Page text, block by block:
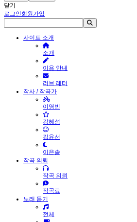
닫기
로그인회원가입
사이트 소개
소개
이용 안내
러브 레터
작사 / 작곡가
이영빈
김혜성
김윤선
이은솔
작곡 의뢰
작곡 의뢰
작곡료
노래 듣기
전체